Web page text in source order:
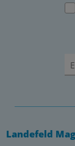
Landefeld